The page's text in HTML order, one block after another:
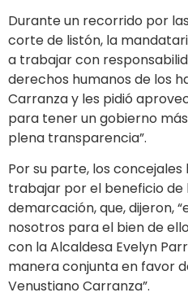
Durante un recorrido por
corte de listón, la
a trabajar con
derechos humanos de los
Carranza y les pidió
para tener un gobierno
plena transparencia”.
Por su parte, los
trabajar por el beneficio de
demarcación, que, dijeron,
nosotros para el bien de
con la Alcaldesa Evelyn
manera conjunta en favor
Venustiano Carranza”.